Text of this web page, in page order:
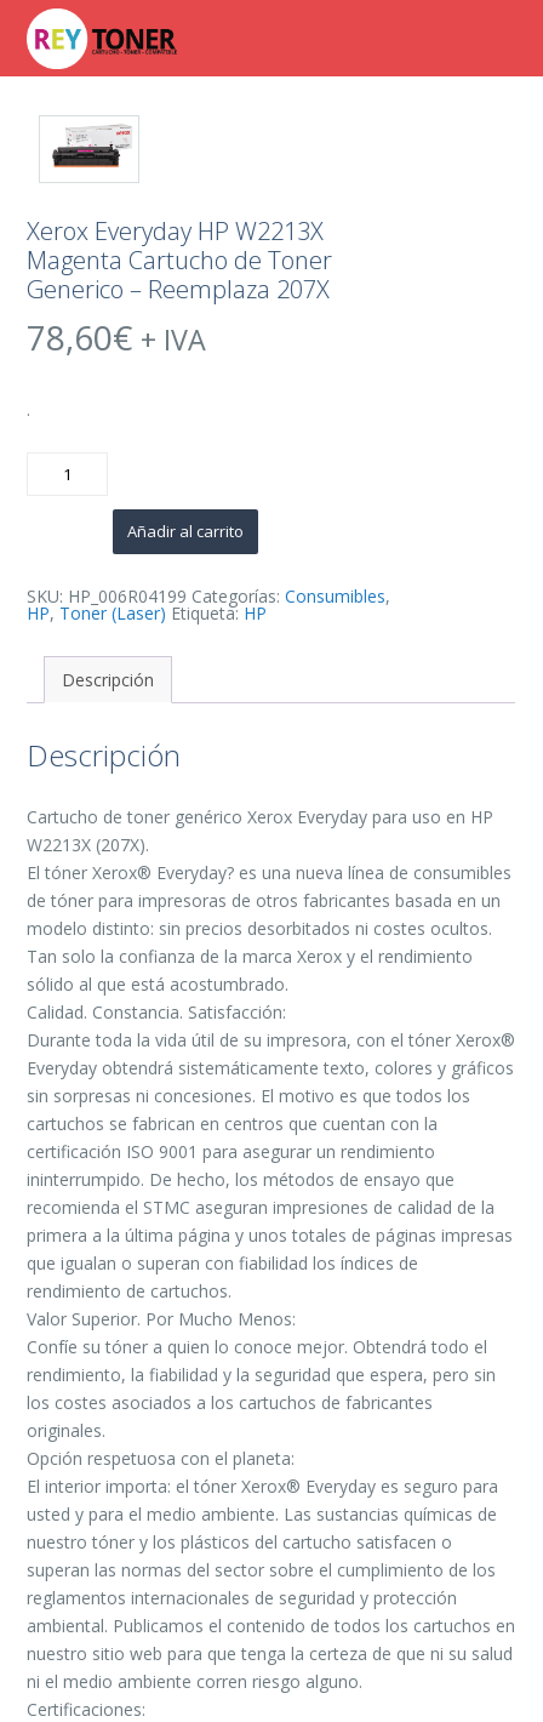
Xerox Everyday HP W2213X
Magenta Cartucho de Toner
Generico – Reemplaza 207X
78,60€ + IVA
.
Everyday
Generico
-
Reemplaza
cantidad
Añadir al carrito
SKU: HP_006R04199 Categorías:Consumibles,
HP, Toner (Laser) Etiqueta: HP
Descripción
Descripción
Cartucho de toner genérico Xerox Everyday para uso en HP
W2213X (207X).
El tóner Xerox® Everyday? es una nueva línea de consumibles
de tóner para impresoras de otros fabricantes basada en un
modelo distinto: sin precios desorbitados ni costes ocultos.
Tan solo la confianza de la marca Xerox y el rendimiento
sólido al que está acostumbrado.
Calidad. Constancia. Satisfacción:
Durante toda la vida útil de su impresora, con el tóner Xerox®
Everyday obtendrá sistemáticamente texto, colores y gráficos
sin sorpresas ni concesiones. El motivo es que todos los
cartuchos se fabrican en centros que cuentan con la
certificación ISO 9001 para asegurar un rendimiento
ininterrumpido. De hecho, los métodos de ensayo que
recomienda el STMC aseguran impresiones de calidad de la
primera a la última página y unos totales de páginas impresas
que igualan o superan con fiabilidad los índices de
rendimiento de cartuchos.
Valor Superior. Por Mucho Menos:
Confíe su tóner a quien lo conoce mejor. Obtendrá todo el
rendimiento, la fiabilidad y la seguridad que espera, pero sin
los costes asociados a los cartuchos de fabricantes
originales.
Opción respetuosa con el planeta:
El interior importa: el tóner Xerox® Everyday es seguro para
usted y para el medio ambiente. Las sustancias químicas de
nuestro tóner y los plásticos del cartucho satisfacen o
superan las normas del sector sobre el cumplimiento de los
reglamentos internacionales de seguridad y protección
ambiental. Publicamos el contenido de todos los cartuchos en
nuestro sitio web para que tenga la certeza de que ni su salud
ni el medio ambiente corren riesgo alguno.
Certificaciones: